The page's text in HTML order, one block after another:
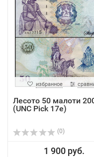
избранное
Лесото 50 малоти
(UNC Pick 17e)
(0)
1 900 руб.